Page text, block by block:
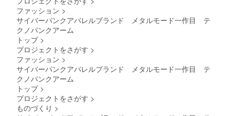
ファッション >
サイバーパンクアパレルブランド メタルモード一作目 テ
クノパンクアーム
トップ >
プロジェクトをさがす >
ファッション >
サイバーパンクアパレルブランド メタルモード一作目 テ
クノパンクアーム
トップ >
プロジェクトをさがす >
ものづくり >